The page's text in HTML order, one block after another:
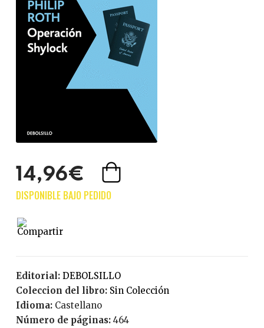
14,96€
Editorial:
DEBOLSILLO
Coleccion del libro:
Sin Colección
Idioma:
Castellano
Número de páginas:
464